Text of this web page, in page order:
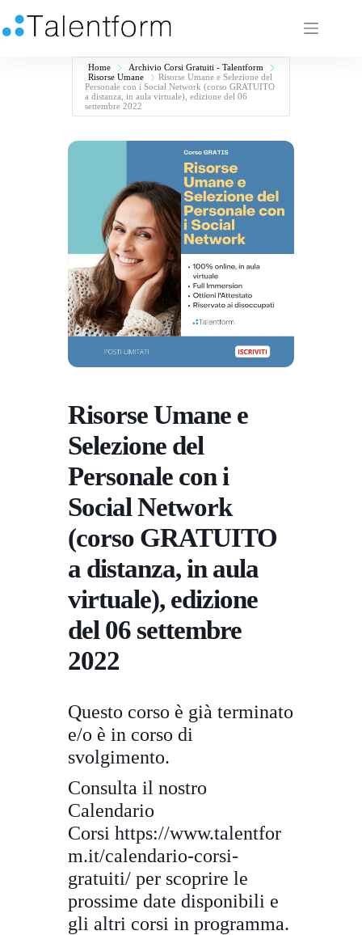
Home
Archivio Corsi Gratuiti - Talentform
Risorse Umane
Risorse Umane e Selezione del
Personale con i Social Network (corso GRATUITO
a distanza, in aula virtuale), edizione del 06
settembre 2022
Risorse Umane e
Selezione del
Personale con i
Social Network
(corso GRATUITO
a distanza, in aula
virtuale), edizione
del 06 settembre
2022
Questo corso è già terminato
e/o è in corso di
svolgimento.
Consulta il nostro
Calendario
Corsi https://www.talentfor
m.it/calendario-corsi-
gratuiti/ per scoprire le
prossime date disponibili e
gli altri corsi in programma.